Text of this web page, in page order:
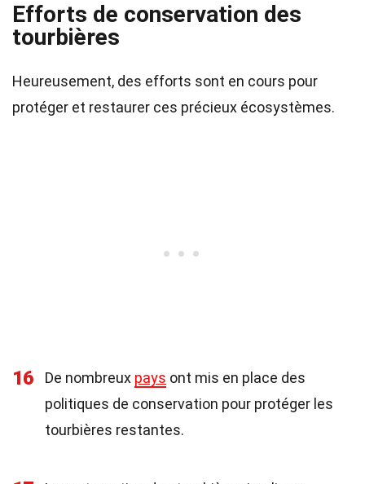
Efforts de conservation des
tourbières
Heureusement, des efforts sont en cours pour
protéger et restaurer ces précieux écosystèmes.
16 De nombreux pays ont mis en place des
politiques de conservation pour protéger les
tourbières restantes.